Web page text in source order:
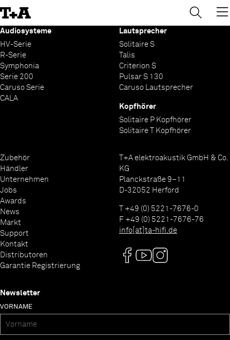
to
Content
Audiosysteme
HV-Serie
R-Serie
Symphonia
Serie 200
Caruso Serie
CALA
Lautsprecher
Solitaire S
Talis
Criterion S
Pulsar S 130
Caruso Lautsprecher
Kopfhörer
Solitaire P Kopfhörer
Solitaire T Kopfhörer
Zubehör
Händler
Unternehmen
Jobs
Awards
News
Markt
Support
Kontakt
Distributoren
Garantie Registrierung
T+A elektroakustik GmbH & Co.
KG
Planckstraße 9–11
D-32052 Herford
T +49 (0) 5221-7676-0
F +49 (0) 5221-7676-76
info[at]ta-hifi.de
Newsletter
VORNAME
→ ×
→ ×
→ ×
→ ×
→ ×
→ ×
→ ×
→ ×
→ ×
→ ×